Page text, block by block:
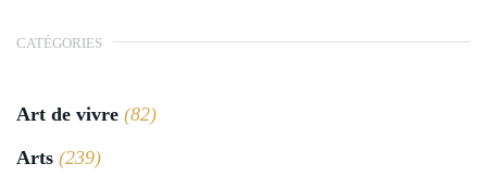
CATÉGORIES
Art de vivre (82)
Arts (239)